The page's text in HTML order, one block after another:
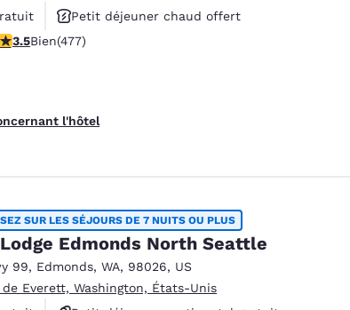
Petit déjeuner chaud offert
acceptés
Bien. 477 commentaires
3.5Bien(477)
l'hôtel
SUR LES SÉJOURS DE 7 NUITS OU PLUS
Edmonds North Seattle
99, Edmonds, WA, 98026, US
Everett, Washington, États-Unis
Refuser tous les cookies